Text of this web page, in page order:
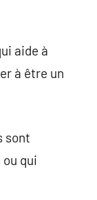
aide à
à être un
sont
qui